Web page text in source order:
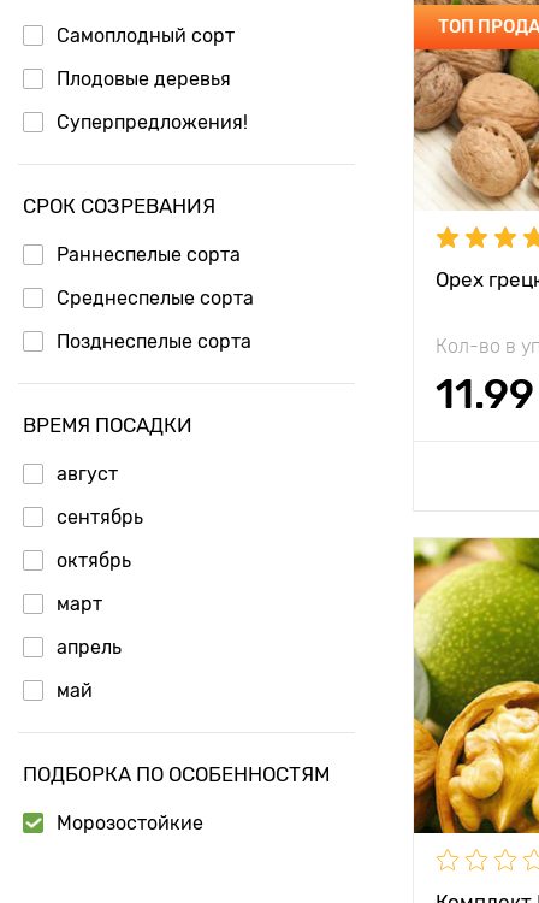
Самоплодный сорт
Плодовые деревья
Суперпредложения!
СРОК СОЗРЕВАНИЯ
Раннеспелые сорта
Среднеспелые сорта
Позднеспелые сорта
ВРЕМЯ ПОСАДКИ
август
сентябрь
октябрь
март
апрель
май
ПОДБОРКА ПО ОСОБЕННОСТЯМ
Морозостойкие
ТОП
Орех
Кол-во в
11.99
Высота
Растояние
растениями
Высота
Растояние
растениями